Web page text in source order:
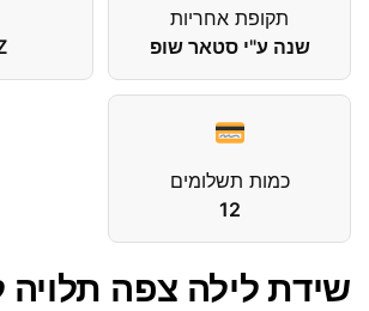
תקופת אחריות
שנה ע"י סטאר שופ
כמות תשלומים
12
שידת לילה צפה תלויה